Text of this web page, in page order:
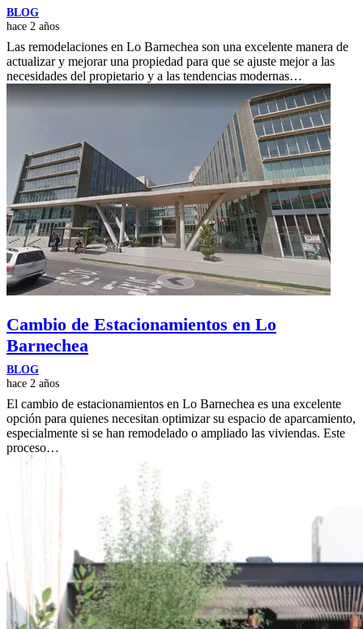
BLOG
hace 2 años
Las remodelaciones en Lo Barnechea son una excelente manera de
actualizar y mejorar una propiedad para que se ajuste mejor a las
necesidades del propietario y a las tendencias modernas…
Cambio de Estacionamientos en Lo
Barnechea
BLOG
hace 2 años
El cambio de estacionamientos en Lo Barnechea es una excelente
opción para quienes necesitan optimizar su espacio de aparcamiento,
especialmente si se han remodelado o ampliado las viviendas. Este
proceso…